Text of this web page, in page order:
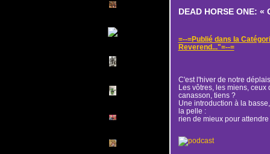
DEAD HORSE ONE:
=--=Publié dans la
Reverend..."=--=
C'est l'hiver de notre
Les vôtres, les miens, ceux
canasson, tiens ?
Une introduction à la
la pelle :
rien de mieux pour